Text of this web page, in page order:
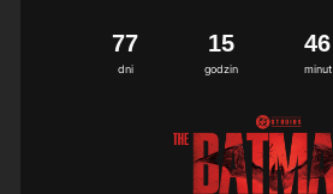
dni
77
godzin
15
minut
46